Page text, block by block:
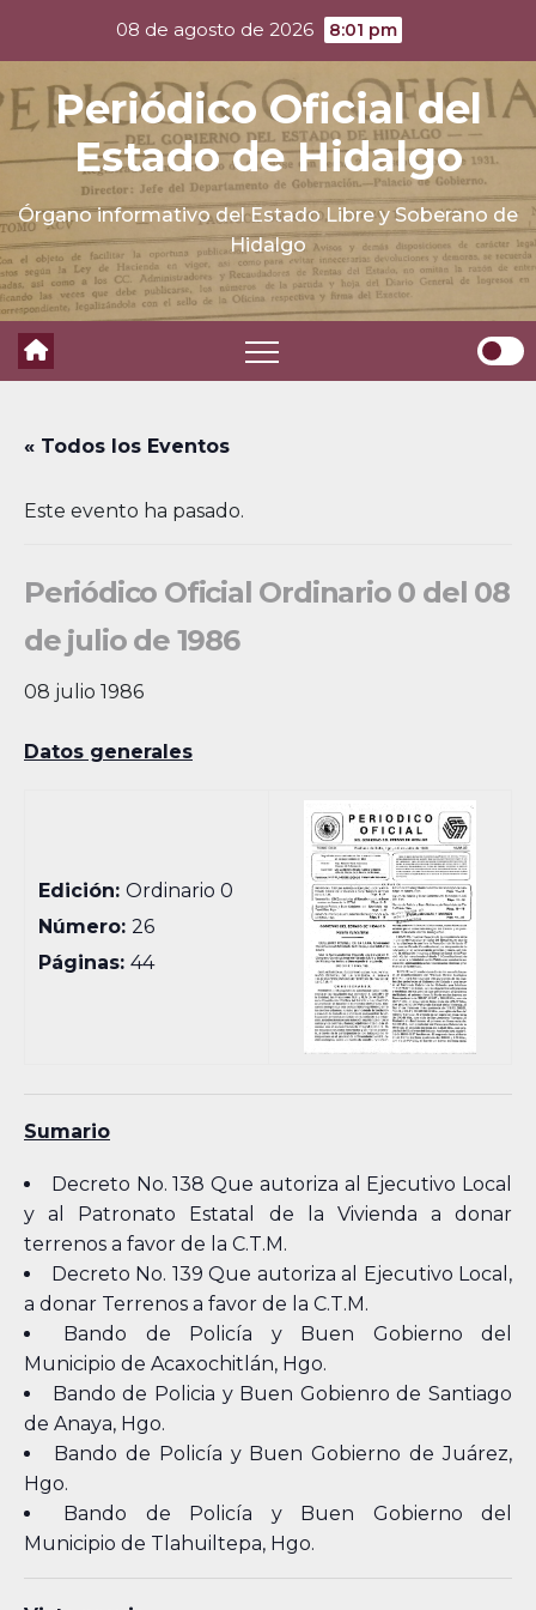
content
08 de agosto de 2026 8:01 pm
Periódico Oficial del
Estado de Hidalgo
Órgano informativo del Estado Libre y Soberano de
Hidalgo
« Todos los Eventos
Este evento ha pasado.
Periódico Oficial Ordinario 0 del 08
de julio de 1986
08 julio 1986
Datos generales
Edición:Ordinario 0
Número:26
Páginas:44
Sumario
Decreto No. 138 Que autoriza al Ejecutivo Local
y al Patronato Estatal de la Vivienda a donar
terrenos a favor de la C.T.M.
Decreto No. 139 Que autoriza al Ejecutivo Local,
a donar Terrenos a favor de la C.T.M.
Bando de Policía y Buen Gobierno del
Municipio de Acaxochitlán, Hgo.
Bando de Policia y Buen Gobienro de Santiago
de Anaya, Hgo.
Bando de Policía y Buen Gobierno de Juárez,
Hgo.
Bando de Policía y Buen Gobierno del
Municipio de Tlahuiltepa, Hgo.